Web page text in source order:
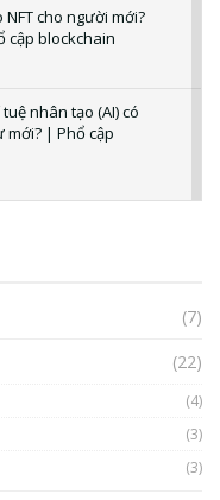
NFT cho người mới?
cập blockchain
nhân tạo (AI) có
mới? | Phổ cập
sự kiện ảnh hưởng
hoá | Phổ cập
(7)
(22)
(4)
(3)
(3)